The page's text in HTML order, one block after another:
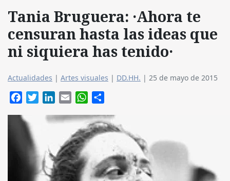
Tania Bruguera: ·Ahora te
censuran hasta las ideas que
ni siquiera has tenido·
Actualidades | Artes visuales | DD.HH. | 25 de mayo de 2015
FacebookTwitterLinkedIn
Email WhatsApp